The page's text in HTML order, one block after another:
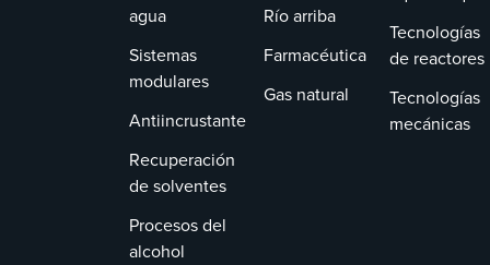
agua
Sistemas
modulares
Antiincrustante
Recuperación
de solventes
Procesos del
alcohol
Río arriba
Farmacéutica
Gas natural
Tecnologías
de reactores
Tecnologías
mecánicas